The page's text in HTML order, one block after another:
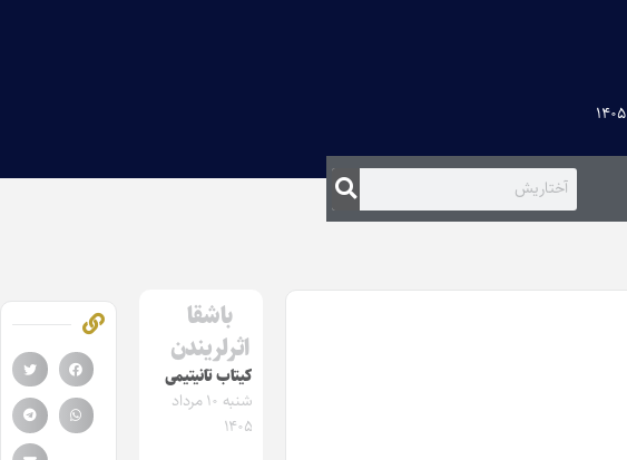
باشقا
اثرلریندن
کیتاب تانیتیمی
شنبه ۱۰ مرداد
۱۴۰۵